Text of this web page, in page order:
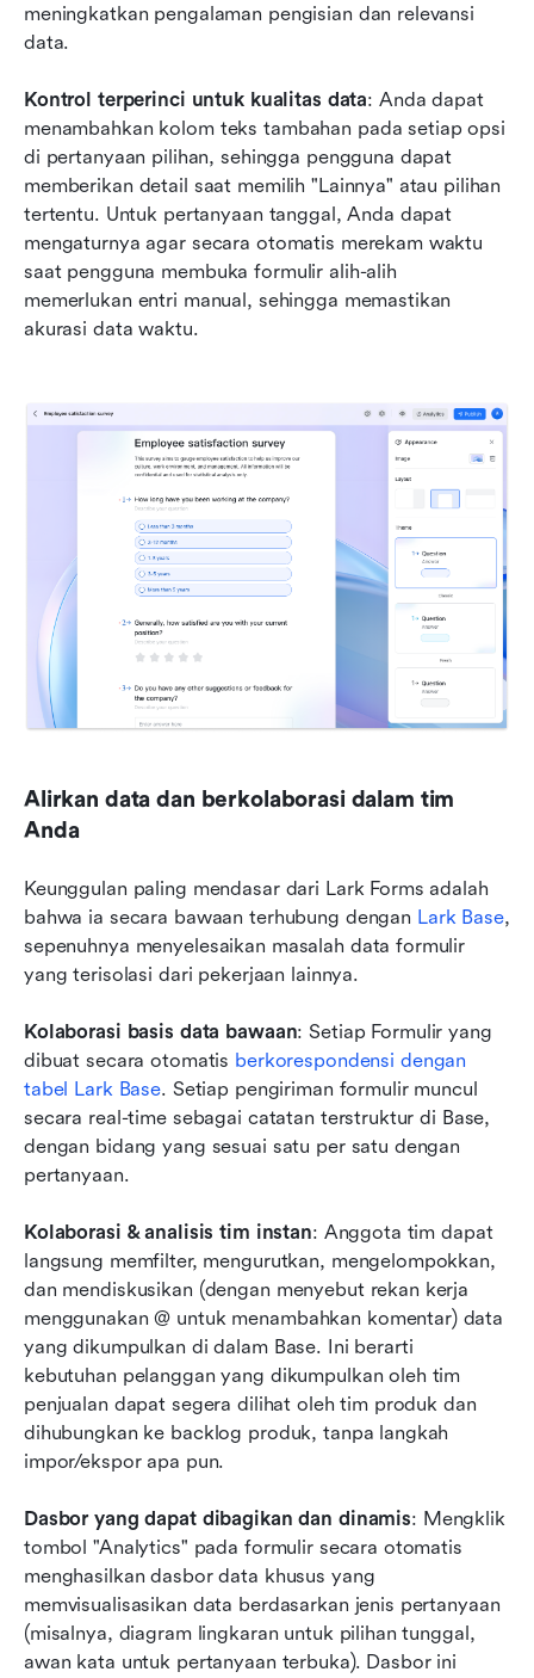
meningkatkan pengalaman pengisian dan relevansi
data.
Kontrol terperinci untuk kualitas data: Anda dapat
menambahkan kolom teks tambahan pada setiap opsi
di pertanyaan pilihan, sehingga pengguna dapat
memberikan detail saat memilih "Lainnya" atau pilihan
tertentu. Untuk pertanyaan tanggal, Anda dapat
mengaturnya agar secara otomatis merekam waktu
saat pengguna membuka formulir alih-alih
memerlukan entri manual, sehingga memastikan
akurasi data waktu.
Alirkan data dan berkolaborasi dalam tim
Anda
Keunggulan paling mendasar dari Lark Forms adalah
bahwa ia secara bawaan terhubung dengan Lark Base,
sepenuhnya menyelesaikan masalah data formulir
yang terisolasi dari pekerjaan lainnya.
Kolaborasi basis data bawaan: Setiap Formulir yang
dibuat secara otomatis berkorespondensi dengan
tabel Lark Base. Setiap pengiriman formulir muncul
secara real-time sebagai catatan terstruktur di Base,
dengan bidang yang sesuai satu per satu dengan
pertanyaan.
Kolaborasi & analisis tim instan: Anggota tim dapat
langsung memfilter, mengurutkan, mengelompokkan,
dan mendiskusikan (dengan menyebut rekan kerja
menggunakan @ untuk menambahkan komentar) data
yang dikumpulkan di dalam Base. Ini berarti
kebutuhan pelanggan yang dikumpulkan oleh tim
penjualan dapat segera dilihat oleh tim produk dan
dihubungkan ke backlog produk, tanpa langkah
impor/ekspor apa pun.
Dasbor yang dapat dibagikan dan dinamis: Mengklik
tombol "Analytics" pada formulir secara otomatis
menghasilkan dasbor data khusus yang
memvisualisasikan data berdasarkan jenis pertanyaan
(misalnya, diagram lingkaran untuk pilihan tunggal,
awan kata untuk pertanyaan terbuka). Dasbor ini